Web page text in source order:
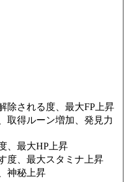
除される度、最大FP上昇
取得ルーン増加、発見力
、最大HP上昇
度、最大スタミナ上昇
神秘上昇